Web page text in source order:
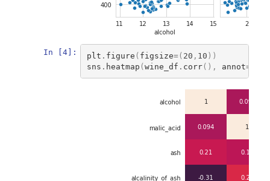
In [4]: plt . figure ( figsize=( 20 , 10 ))
sns . heatmap ( wine_df . corr(), annot=